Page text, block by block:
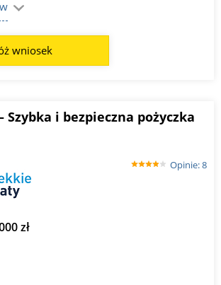
wniosek
Szybka i bezpieczna pożyczka
Opinie: 8
zł